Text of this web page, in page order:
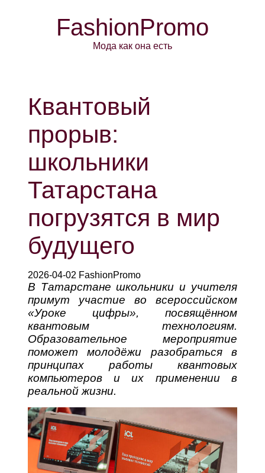
FashionPromo
Мода как она есть
Квантовый
прорыв:
школьники
Татарстана
погрузятся в мир
будущего
2026-04-02 FashionPromo
В Татарстане школьники и учителя
примут участие во всероссийском
«Уроке цифры», посвящённом
квантовым технологиям.
Образовательное мероприятие
поможет молодёжи разобраться в
принципах работы квантовых
компьютеров и их применении в
реальной жизни.